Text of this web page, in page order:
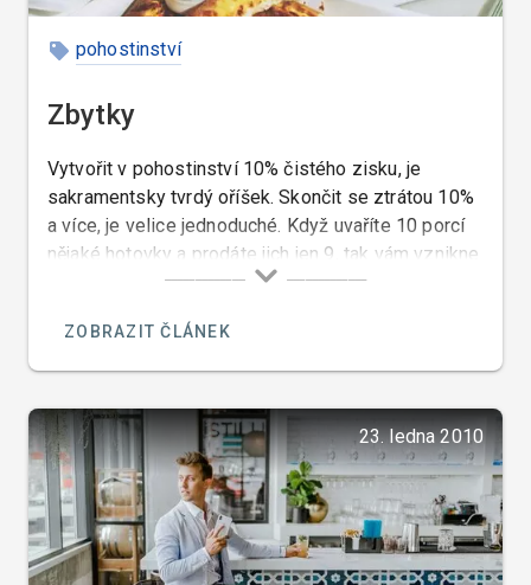
pohostinství
Zbytky
Vytvořit v pohostinství 10% čistého zisku, je
sakramentsky tvrdý oříšek. Skončit se ztrátou 10%
a více, je velice jednoduché. Když uvaříte 10 porcí
nějaké hotovky a prodáte jich jen 9, tak vám vznikne
nenahraditelná ztráta 10%, která, když se opakuje
se nadějete.
ZOBRAZIT ČLÁNEK
23. ledna 2010